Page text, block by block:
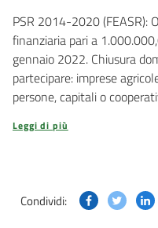
PSR 2014-2020 (FEASR):
finanziaria pari a
gennaio 2022. Chiusura
partecipare: imprese
persone, capitali o
Leggi di più
Condividi: Condividi